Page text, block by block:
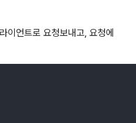
이언트로 요청보내고, 요청에